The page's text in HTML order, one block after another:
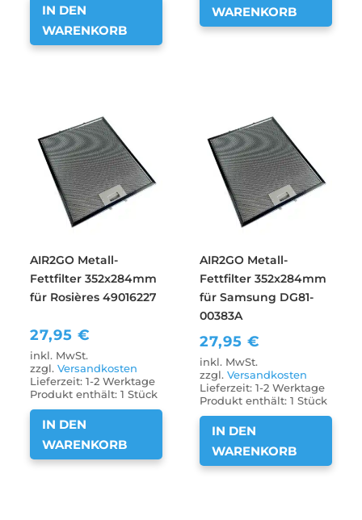
IN DEN
WARENKORB
WARENKORB
AIR2GO Metall-
Fettfilter 352x284mm
für Rosières 49016227
27,95€
inkl. MwSt.
zzgl.Versandkosten
Lieferzeit:1-2 Werktage
Produkt enthält: 1Stück
IN DEN
WARENKORB
AIR2GO Metall-
Fettfilter 352x284mm
für Samsung DG81-
00383A
27,95€
inkl. MwSt.
zzgl.Versandkosten
Lieferzeit:1-2 Werktage
Produkt enthält: 1Stück
IN DEN
WARENKORB